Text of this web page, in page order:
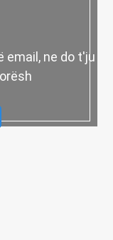
email, ne do t'ju